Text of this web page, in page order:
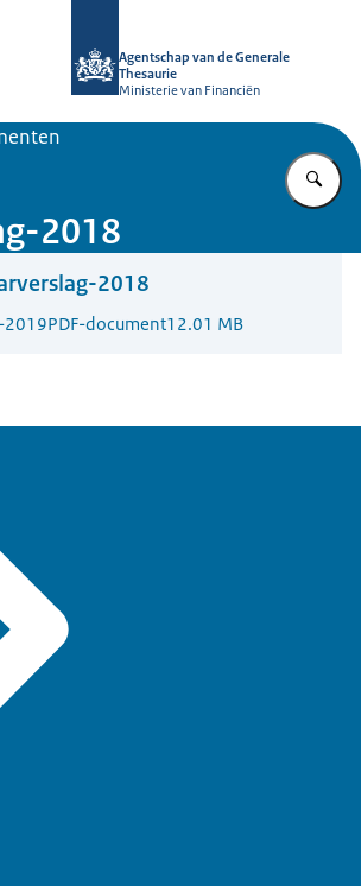
Agentschap van de Generale
Thesaurie
Ministerie van Financiën
2018
2018
PDF-document12.01 MB